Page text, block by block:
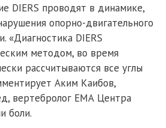
DIERS проводят в динамике,
опорно-двигательного
«Диагностика DIERS
методом, во время
рассчитываются все углы
Аким Каибов,
вертебролог ЕМА Центра
боли.